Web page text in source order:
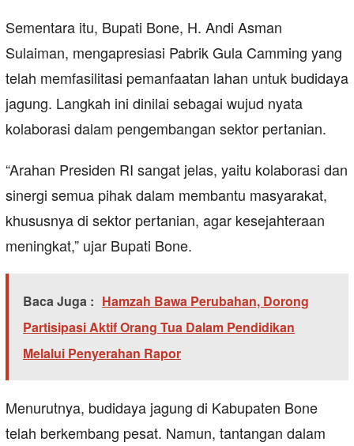
Sementara itu, Bupati Bone, H. Andi Asman
Sulaiman, mengapresiasi Pabrik Gula Camming yang
telah memfasilitasi pemanfaatan lahan untuk budidaya
jagung. Langkah ini dinilai sebagai wujud nyata
kolaborasi dalam pengembangan sektor pertanian.
“Arahan Presiden RI sangat jelas, yaitu kolaborasi dan
sinergi semua pihak dalam membantu masyarakat,
khususnya di sektor pertanian, agar kesejahteraan
meningkat,” ujar Bupati Bone.
Baca Juga : Hamzah Bawa Perubahan, Dorong
Partisipasi Aktif Orang Tua Dalam Pendidikan
Melalui Penyerahan Rapor
Menurutnya, budidaya jagung di Kabupaten Bone
telah berkembang pesat. Namun, tantangan dalam